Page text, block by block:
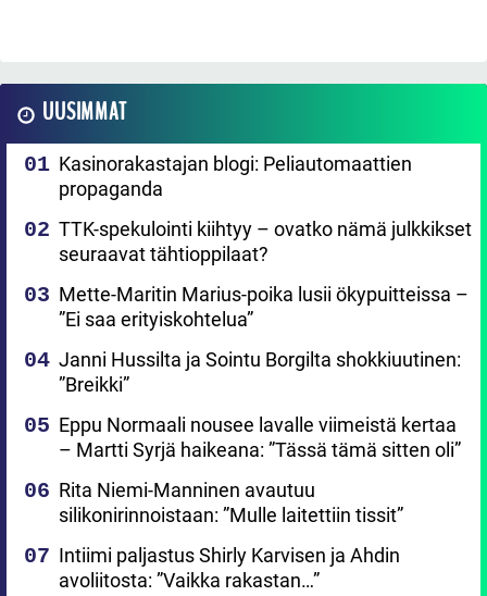
UUSIMMAT
Kasinorakastajan blogi: Peliautomaattien
propaganda
TTK-spekulointi kiihtyy – ovatko nämä julkkikset
seuraavat tähtioppilaat?
Mette-Maritin Marius-poika lusii ökypuitteissa –
”Ei saa erityiskohtelua”
Janni Hussilta ja Sointu Borgilta shokkiuutinen:
”Breikki”
Eppu Normaali nousee lavalle viimeistä kertaa
– Martti Syrjä haikeana: ”Tässä tämä sitten oli”
Rita Niemi-Manninen avautuu
silikonirinnoistaan: ”Mulle laitettiin tissit”
Intiimi paljastus Shirly Karvisen ja Ahdin
avoliitosta: ”Vaikka rakastan…”